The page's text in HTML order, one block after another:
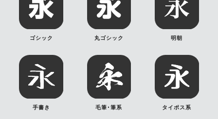
ゴシック 丸ゴシック 明朝
手書き 毛筆･筆系 タイポス系